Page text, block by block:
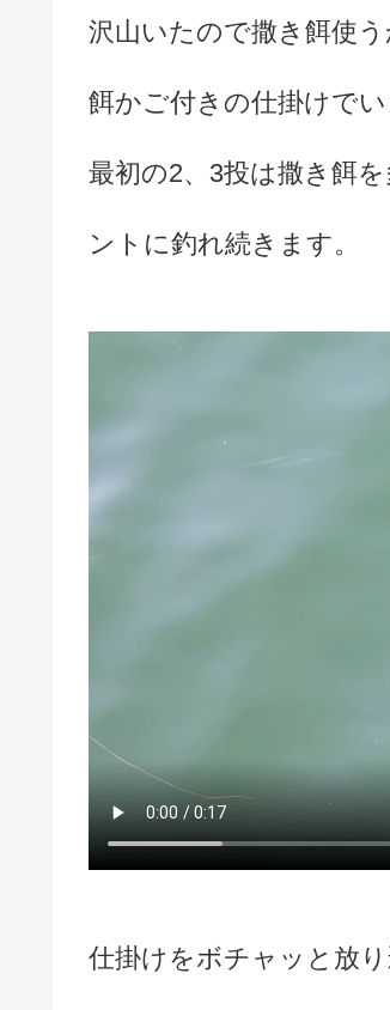
沢山いたので撒き餌使
餌かご付きの仕掛けでい
最初の2、3投は撒き餌
ントに釣れ続きます。
仕掛けをボチャッと放